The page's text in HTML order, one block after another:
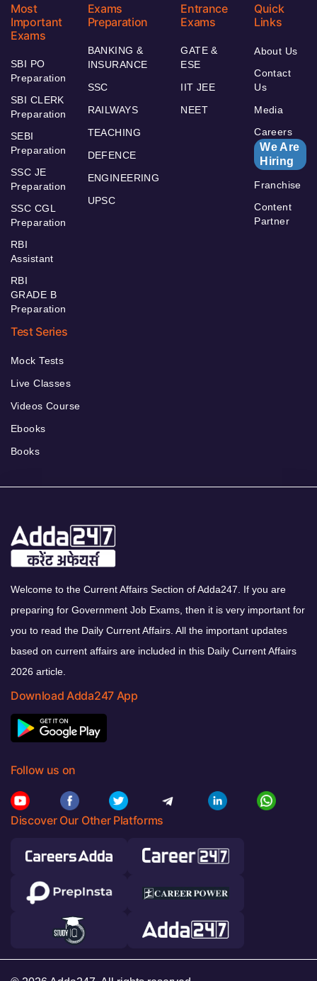
Most
Important
Exams
SBI PO
Preparation
SBI CLERK
Preparation
SEBI
Preparation
SSC JE
Preparation
SSC CGL
Preparation
RBI
Assistant
RBI
GRADE B
Preparation
Exams
Preparation
BANKING &
INSURANCE
SSC
RAILWAYS
TEACHING
DEFENCE
ENGINEERING
UPSC
Entrance
Exams
GATE &
ESE
IIT JEE
NEET
Quick
Links
About Us
Contact
Us
Media
Careers
We Are
Hiring
Franchise
Content
Partner
Test Series
Mock Tests
Live Classes
Videos Course
Ebooks
Books
Welcome to the Current Affairs Section of Adda247. If you are
preparing for Government Job Exams, then it is very important for
you to read the Daily Current Affairs. All the important updates
based on current affairs are included in this Daily Current Affairs
2026 article.
Download Adda247 App
Follow us on
Discover Our Other Platforms